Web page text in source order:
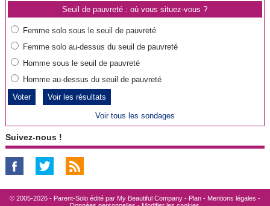
Seuil de pauvreté : où vous situez-vous ?
Femme solo sous le seuil de pauvreté
Femme solo au-dessus du seuil de pauvreté
Homme sous le seuil de pauvreté
Homme au-dessus du seuil de pauvreté
Voir les résultats
Voir tous les sondages
Suivez-nous !
© 2005-2026 - Parent-Solo édité par My Beautiful Company- Plan- Mentions légales -